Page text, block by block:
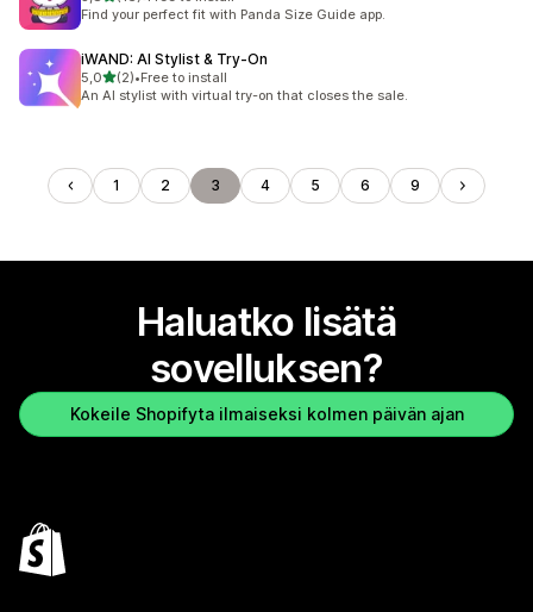
16 arvostelua yhteensä
Find your perfect fit with Panda Size Guide app.
iWAND: AI Stylist & Try‑On
5,0/ 5 tähteä
(2)
2 arvostelua yhteensä
•Free to install
An AI stylist with virtual try-on that closes the sale.
1 2 3 4 5 6 9
Haluatko lisätä
sovelluksen?
Kokeile Shopifyta ilmaiseksi kolmen päivän ajan